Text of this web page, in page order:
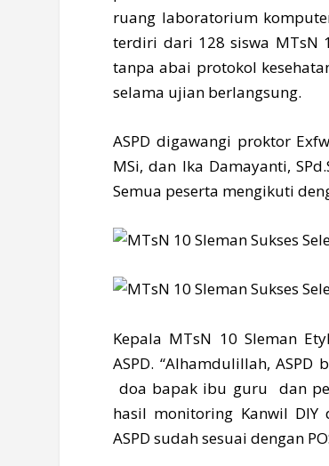
ruang laboratorium
terdiri dari 128 siswa MTsN
tanpa abai protokol
selama ujian berlangsung.
ASPD digawangi proktor
MSi, dan Ika Damayanti,
Semua peserta mengikuti
Kepala MTsN 10 Sleman
ASPD. “Alhamdulillah,
doa bapak ibu guru dan
hasil monitoring Kanwil DIY
ASPD sudah sesuai dengan